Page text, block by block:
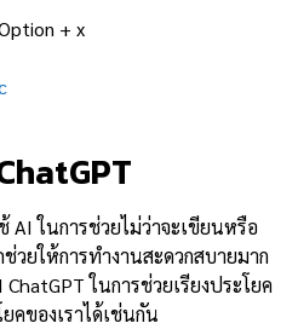
+ x
ในการช่วยไม่ว่าจะเขียนหรือ
วยให้การทำงานสะดวกสบายมาก
ในการช่วยเรียงประโยค
คของเราได้เช่นกัน